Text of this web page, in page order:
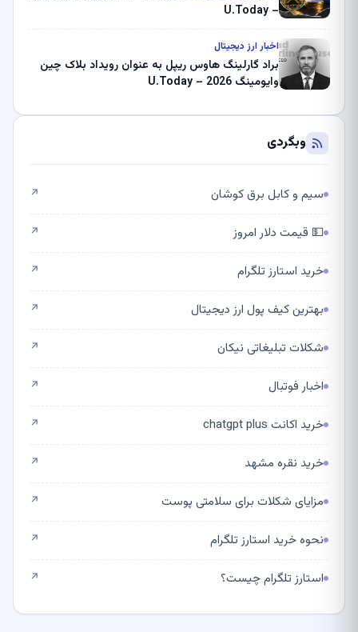
– U.Today
اخبار ارز دیجیتال
براد گارلینگ هاوس ریپل به عنوان رویداد بلاک چین
وایومینگ 2026 – U.Today
وبگردی
سیم و کابل برق کوشان ↗
💵 قیمت دلار امروز ↗
خرید استارز تلگرام ↗
بهترین کیف پول ارز دیجیتال ↗
شکلات تبلیغاتی نیکان ↗
اخبار فوتبال ↗
خرید اکانت chatgpt plus ↗
خرید نقره مشهد ↗
مزایای شکلات برای سلامتی پوست ↗
نحوه خرید استارز تلگرام ↗
استارز تلگرام چیست؟ ↗